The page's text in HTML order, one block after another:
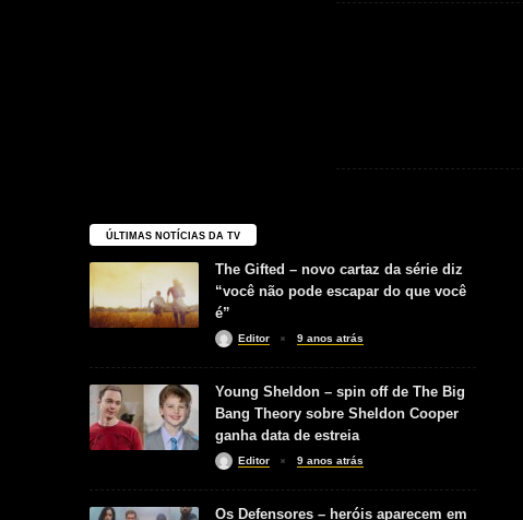
ÚLTIMAS NOTÍCIAS DA TV
The Gifted – novo cartaz da série diz
“você não pode escapar do que você
é”
Editor 9 anos atrás
Young Sheldon – spin off de The Big
Bang Theory sobre Sheldon Cooper
ganha data de estreia
Editor 9 anos atrás
Os Defensores – heróis aparecem em